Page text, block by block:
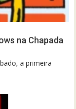
na Chapada
a primeira